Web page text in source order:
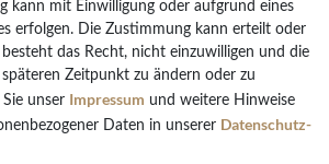
kann mit Einwilligung oder aufgrund eines
erfolgen. Die Zustimmung kann erteilt oder
das Recht, nicht einzuwilligen und die
Zeitpunkt zu ändern oder zu
unser Impressum und weitere Hinweise
Daten in unserer Daten­schutz­